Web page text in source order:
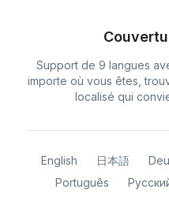
Support de 9 langues
importe où vous êtes,
localisé qui
English 日本語
Português